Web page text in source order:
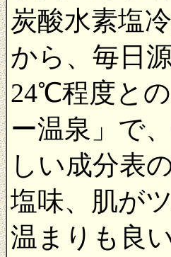
炭酸水素塩
から、毎日
24℃程度と
ー温泉」で
しい成分表
塩味、肌が
温まりも良